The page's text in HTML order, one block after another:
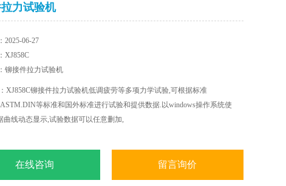
力试验机
2025-06-27
XJ858C
铆接件拉力试验机
XJ858C铆接件拉力试验机低调疲劳等多项力学试验,可根据标准
等标准和国外标准进行试验和提供数据.以windows操作系统使
曲线动态显示,试验数据可以任意删加,
在线咨询 留言询价